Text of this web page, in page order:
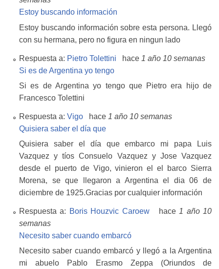
Estoy buscando información
Estoy buscando información sobre esta persona. Llegó
con su hermana, pero no figura en ningun lado
Respuesta a: Pietro Tolettini hace 1 año 10 semanas
Si es de Argentina yo tengo
Si es de Argentina yo tengo que Pietro era hijo de
Francesco Tolettini
Respuesta a: Vigo hace 1 año 10 semanas
Quisiera saber el día que
Quisiera saber el día que embarco mi papa Luis
Vazquez y tíos Consuelo Vazquez y Jose Vazquez
desde el puerto de Vigo, vinieron el el barco Sierra
Morena, se que llegaron a Argentina el dia 06 de
diciembre de 1925.Gracias por cualquier información
Respuesta a: Boris Houzvic Caroew hace 1 año 10
semanas
Necesito saber cuando embarcó
Necesito saber cuando embarcó y llegó a la Argentina
mi abuelo Pablo Erasmo Zeppa (Oriundos de